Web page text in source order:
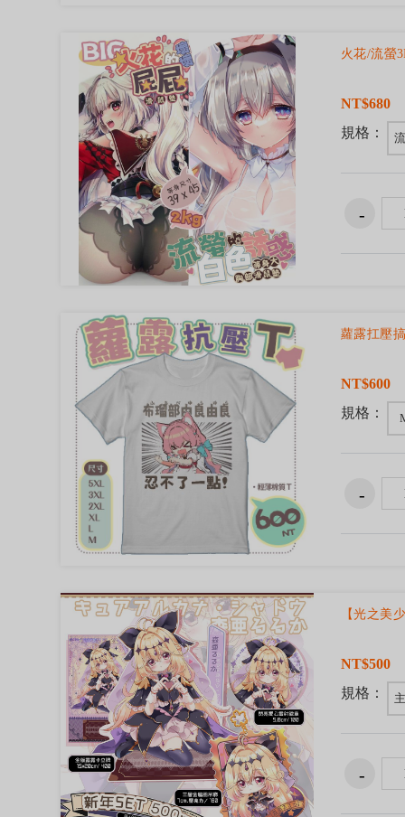
火花/流螢
NT$680
規格：
蘿露扛壓
NT$600
規格：
【光之美
NT$500
規格：